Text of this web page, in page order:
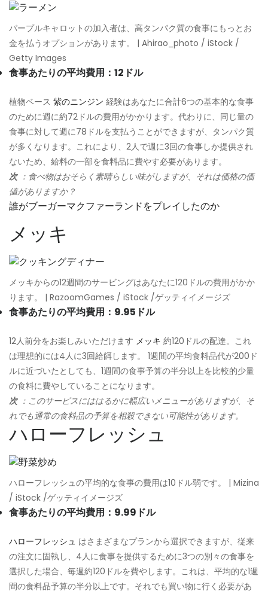
パープルキャロットの加入者は、高タンパク質の食事にもっとお
金を払うオプションがあります。 | Ahirao_photo / iStock /
Getty Images
食事あたりの平均費用：12ドル
植物ベース 紫のニンジン 経験はあなたに合計6つの基本的な食事
のために週に約72ドルの費用がかかります。代わりに、同じ量の
食事に対して週に78ドルを支払うことができますが、タンパク質
が多くなります。これにより、2人で週に3回の食事しか提供され
ないため、給料の一部を食料品に費やす必要があります。
次 ：食べ物はおそらく素晴らしい味がしますが、それは価格の価
値がありますか？
誰がブーガーマクファーランドをプレイしたのか
メッキ
メッキからの12週間のサービングはあなたに120ドルの費用がかか
ります。 | RazoomGames / iStock /ゲッティイメージズ
食事あたりの平均費用：9.95ドル
12人前分をお楽しみいただけます メッキ 約120ドルの配達。これ
は理想的には4人に3回給餌します。 1週間の平均食料品代が200ド
ルに近づいたとしても、1週間の食事予算の半分以上を比較的少量
の食料に費やしていることになります。
次 ：このサービスにははるかに幅広いメニューがありますが、そ
れでも通常の食料品の予算を相殺できない可能性があります。
ハローフレッシュ
ハローフレッシュの平均的な食事の費用は10ドル弱です。 | Mizina
/ iStock /ゲッティイメージズ
食事あたりの平均費用：9.99ドル
ハローフレッシュ はさまざまなプランから選択できますが、従来
の注文に固執し、4人に食事を提供するために3つの別々の食事を
選択した場合、毎週約120ドルを費やします。これは、平均的な1週
間の食料品予算の半分以上です。それでも買い物に行く必要があ